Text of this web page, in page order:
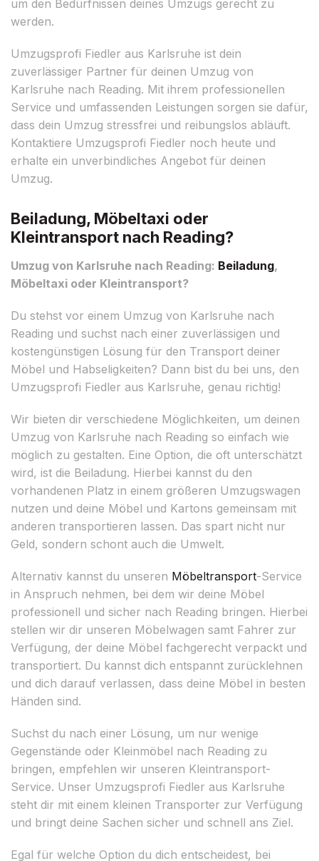
um den Bedürfnissen deines Umzugs gerecht zu
werden.
Umzugsprofi Fiedler aus Karlsruhe ist dein
zuverlässiger Partner für deinen Umzug von
Karlsruhe nach Reading. Mit ihrem professionellen
Service und umfassenden Leistungen sorgen sie dafür,
dass dein Umzug stressfrei und reibungslos abläuft.
Kontaktiere Umzugsprofi Fiedler noch heute und
erhalte ein unverbindliches Angebot für deinen
Umzug.
Beiladung, Möbeltaxi oder
Kleintransport nach Reading?
Umzug von Karlsruhe nach Reading: Beiladung,
Möbeltaxi oder Kleintransport?
Du stehst vor einem Umzug von Karlsruhe nach
Reading und suchst nach einer zuverlässigen und
kostengünstigen Lösung für den Transport deiner
Möbel und Habseligkeiten? Dann bist du bei uns, den
Umzugsprofi Fiedler aus Karlsruhe, genau richtig!
Wir bieten dir verschiedene Möglichkeiten, um deinen
Umzug von Karlsruhe nach Reading so einfach wie
möglich zu gestalten. Eine Option, die oft unterschätzt
wird, ist die Beiladung. Hierbei kannst du den
vorhandenen Platz in einem größeren Umzugswagen
nutzen und deine Möbel und Kartons gemeinsam mit
anderen transportieren lassen. Das spart nicht nur
Geld, sondern schont auch die Umwelt.
Alternativ kannst du unseren Möbeltransport-Service
in Anspruch nehmen, bei dem wir deine Möbel
professionell und sicher nach Reading bringen. Hierbei
stellen wir dir unseren Möbelwagen samt Fahrer zur
Verfügung, der deine Möbel fachgerecht verpackt und
transportiert. Du kannst dich entspannt zurücklehnen
und dich darauf verlassen, dass deine Möbel in besten
Händen sind.
Suchst du nach einer Lösung, um nur wenige
Gegenstände oder Kleinmöbel nach Reading zu
bringen, empfehlen wir unseren Kleintransport-
Service. Unser Umzugsprofi Fiedler aus Karlsruhe
steht dir mit einem kleinen Transporter zur Verfügung
und bringt deine Sachen sicher und schnell ans Ziel.
Egal für welche Option du dich entscheidest, bei